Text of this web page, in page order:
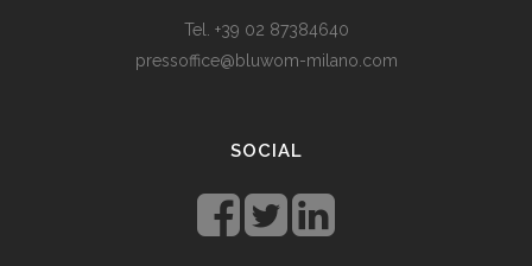
stedet for dyre designerklokker.
Tel. +39 02 87384640
pressoffice@bluwom-milano.com
Rolex replicasono un’ottima opzione che
SOCIAL